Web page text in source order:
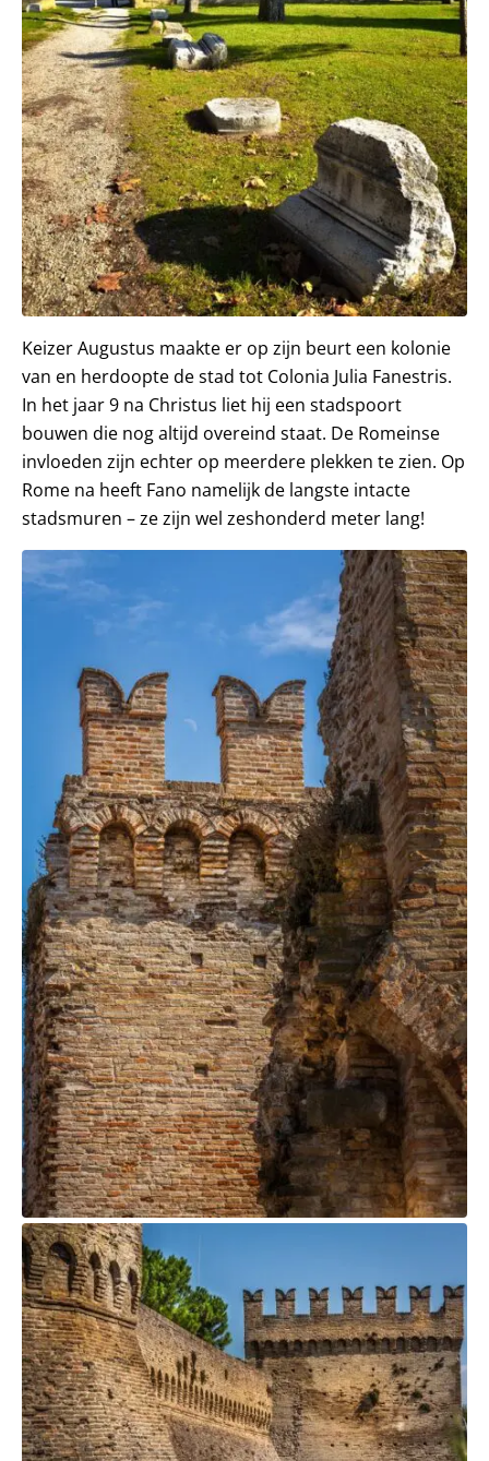
Keizer Augustus maakte er op zijn beurt een kolonie
van en herdoopte de stad tot Colonia Julia Fanestris.
In het jaar 9 na Christus liet hij een stadspoort
bouwen die nog altijd overeind staat. De Romeinse
invloeden zijn echter op meerdere plekken te zien. Op
Rome na heeft Fano namelijk de langste intacte
stadsmuren – ze zijn wel zeshonderd meter lang!